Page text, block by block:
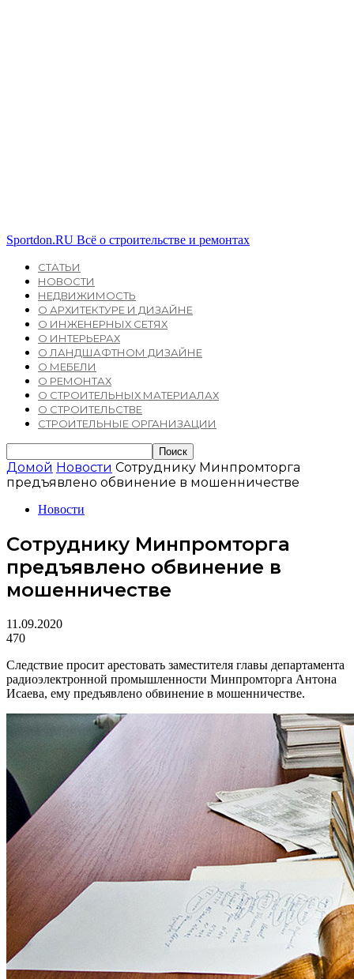
Sportdon.RU Всё о строительстве и ремонтах
СТАТЬИ
НОВОСТИ
НЕДВИЖИМОСТЬ
О АРХИТЕКТУРЕ И ДИЗАЙНЕ
О ИНЖЕНЕРНЫХ СЕТЯХ
О ИНТЕРЬЕРАХ
О ЛАНДШАФТНОМ ДИЗАЙНЕ
О МЕБЕЛИ
О РЕМОНТАХ
О СТРОИТЕЛЬНЫХ МАТЕРИАЛАХ
О СТРОИТЕЛЬСТВЕ
СТРОИТЕЛЬНЫЕ ОРГАНИЗАЦИИ
Домой Новости Сотруднику Минпромторга
предъявлено обвинение в мошенничестве
Новости
Сотруднику Минпромторга
предъявлено обвинение в
мошенничестве
11.09.2020
470
Следствие просит арестовать заместителя главы департамента
радиоэлектронной промышленности Минпромторга Антона
Исаева, ему предъявлено обвинение в мошенничестве.